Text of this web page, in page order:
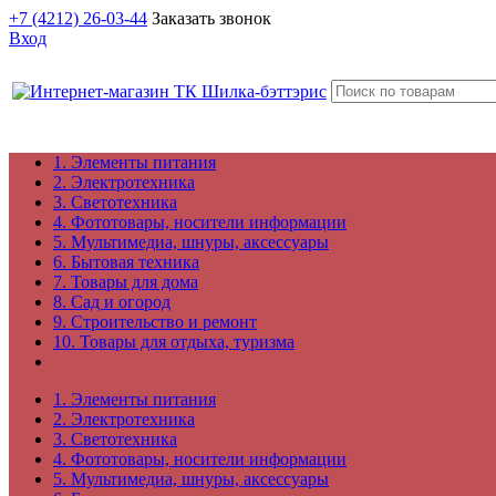
+7 (4212) 26-03-44 Заказать звонок
Вход
1. Элементы питания
2. Электротехника
3. Светотехника
4. Фототовары, носители информации
5. Мультимедиа, шнуры, аксессуары
6. Бытовая техника
7. Товары для дома
8. Сад и огород
9. Строительство и ремонт
10. Товары для отдыха, туризма
1. Элементы питания
2. Электротехника
3. Светотехника
4. Фототовары, носители информации
5. Мультимедиа, шнуры, аксессуары